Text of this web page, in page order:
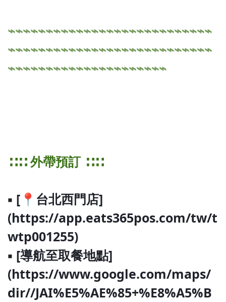
⌁⌁⌁⌁⌁⌁⌁⌁⌁⌁⌁⌁⌁⌁⌁⌁⌁⌁⌁⌁⌁⌁⌁⌁⌁⌁⌁
⌁⌁⌁⌁⌁⌁⌁⌁⌁⌁⌁⌁⌁⌁⌁⌁⌁⌁⌁⌁⌁⌁⌁⌁⌁⌁⌁
⌁⌁⌁⌁⌁⌁⌁⌁⌁⌁⌁⌁⌁⌁⌁⌁⌁⌁⌁⌁⌁
∷∷ 外帶預訂 ∷∷
▪ [📍台北西門店]
(https://app.eats365pos.com/tw/t
wtp001255)
▪ [導航至取餐地點]
(https://www.google.com/maps/
dir//JAI%E5%AE%85+%E8%A5%B